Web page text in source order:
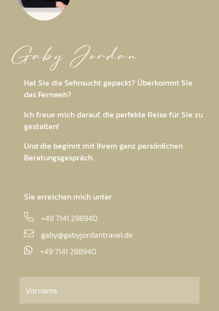
Gaby Jordan
Hat Sie die Sehnsucht gepackt? Überkommt Sie
das Fernweh?
Ich freue mich darauf, die perfekte Reise für Sie zu
gestalten!
Und die beginnt mit Ihrem ganz persönlichen
Beratungsgespräch.
Sie erreichen mich unter
+49 7141 298940
gaby@gabyjordantravel.de
+49 7141 298940